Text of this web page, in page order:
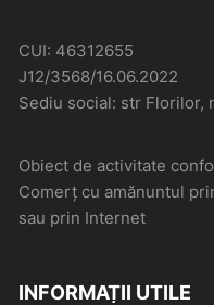
CUI: 46312655
J12/3568/16.06.2022
Sediu social: str Florilor,
Obiect de activitate
Comerţ cu amănuntul
sau prin Internet
INFORMAȚII UTILE